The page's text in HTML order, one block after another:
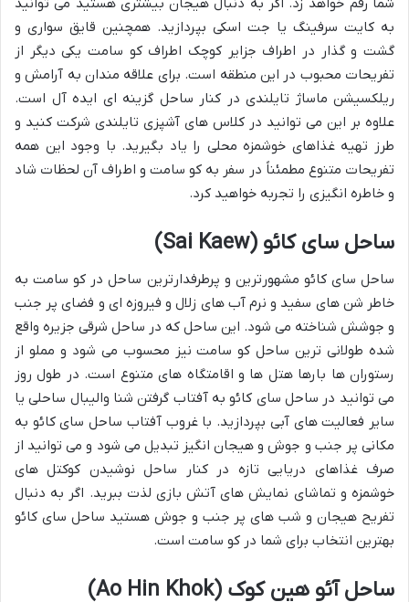
به کایت سرفینگ یا جت اسکی بپردازید. همچنین قایق سواری و
گشت و گذار در اطراف جزایر کوچک اطراف کو سامت یکی دیگر از
تفریحات محبوب در این منطقه است. برای علاقه مندان به آرامش و
ریلکسیشن ماساژ تایلندی در کنار ساحل گزینه ای ایده آل است.
علاوه بر این می توانید در کلاس های آشپزی تایلندی شرکت کنید و
طرز تهیه غذاهای خوشمزه محلی را یاد بگیرید. با وجود این همه
تفریحات متنوع مطمئناً در سفر به کو سامت و اطراف آن لحظات شاد
و خاطره انگیزی را تجربه خواهید کرد.
ساحل سای کائو (Sai Kaew)
ساحل سای کائو مشهورترین و پرطرفدارترین ساحل در کو سامت به
خاطر شن های سفید و نرم آب های زلال و فیروزه ای و فضای پر جنب
و جوشش شناخته می شود. این ساحل که در ساحل شرقی جزیره واقع
شده طولانی ترین ساحل کو سامت نیز محسوب می شود و مملو از
رستوران ها بارها هتل ها و اقامتگاه های متنوع است. در طول روز
می توانید در ساحل سای کائو به آفتاب گرفتن شنا والیبال ساحلی یا
سایر فعالیت های آبی بپردازید. با غروب آفتاب ساحل سای کائو به
مکانی پر جنب و جوش و هیجان انگیز تبدیل می شود و می توانید از
صرف غذاهای دریایی تازه در کنار ساحل نوشیدن کوکتل های
خوشمزه و تماشای نمایش های آتش بازی لذت ببرید. اگر به دنبال
تفریح هیجان و شب های پر جنب و جوش هستید ساحل سای کائو
بهترین انتخاب برای شما در کو سامت است.
ساحل آئو هین کوک (Ao Hin Khok)